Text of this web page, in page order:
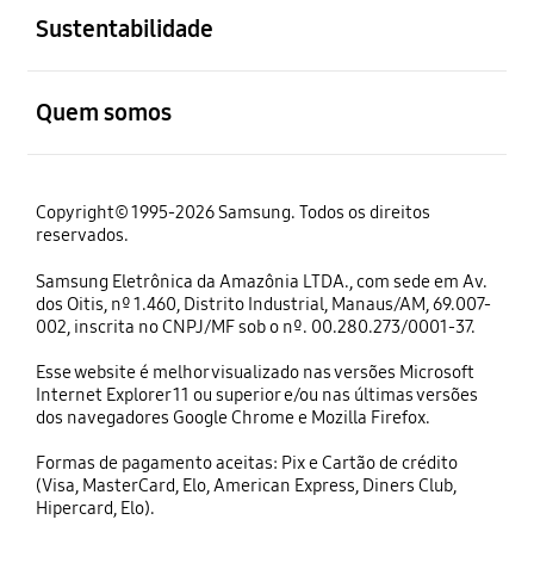
Sustentabilidade
Quem somos
Copyright© 1995-2026 Samsung. Todos os direitos
reservados.
Samsung Eletrônica da Amazônia LTDA., com sede em Av.
dos Oitis, nº 1.460, Distrito Industrial, Manaus/AM, 69.007-
002, inscrita no CNPJ/MF sob o nº. 00.280.273/0001-37.
Esse website é melhor visualizado nas versões Microsoft
Internet Explorer 11 ou superior e/ou nas últimas versões
dos navegadores Google Chrome e Mozilla Firefox.
Formas de pagamento aceitas: Pix e Cartão de crédito
(Visa, MasterCard, Elo, American Express, Diners Club,
Hipercard, Elo).